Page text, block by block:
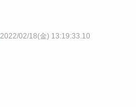
2022/02/18(金) 13:19:33.10